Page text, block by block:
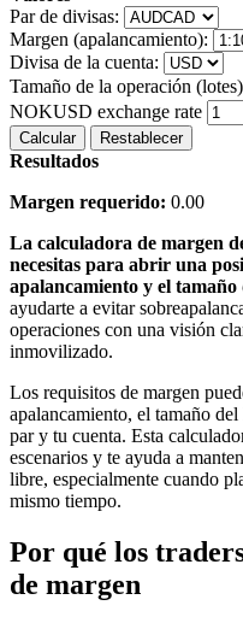
Par de divisas:
Margen (apalancamiento):
Divisa de la cuenta:
Tamaño de la operación
NOKUSD exchange rate
Calcular Restablecer
Resultados
Margen requerido: 0.00
La calculadora de margen
necesitas para abrir una
apalancamiento y el tamaño
ayudarte a evitar
operaciones con una visión
inmovilizado.
Los requisitos de margen
apalancamiento, el tamaño
par y tu cuenta. Esta
escenarios y te ayuda a
libre, especialmente cuando
mismo tiempo.
Por qué los
de margen